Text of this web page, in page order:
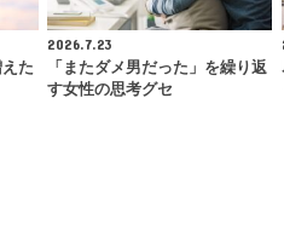
た
2026.7.23
「またダメ男だった」を繰り返
す女性の思考グセ